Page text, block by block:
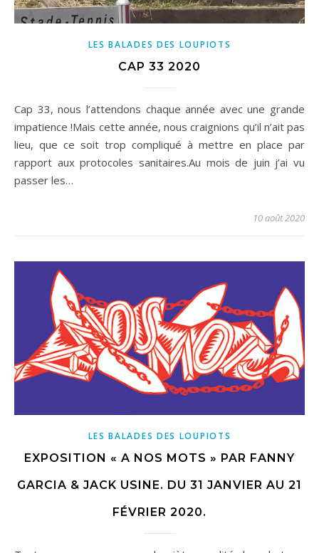
LES BALADES DES LOUPIOTS
CAP 33 2020
Cap 33, nous l’attendons chaque année avec une grande
impatience !Mais cette année, nous craignions qu’il n’ait pas
lieu, que ce soit trop compliqué à mettre en place par
rapport aux protocoles sanitaires.Au mois de juin j’ai vu
passer les…
10 août 2020
LES BALADES DES LOUPIOTS
EXPOSITION « A NOS MOTS » PAR FANNY
GARCIA & JACK USINE. DU 31 JANVIER AU 21
FÉVRIER 2020.